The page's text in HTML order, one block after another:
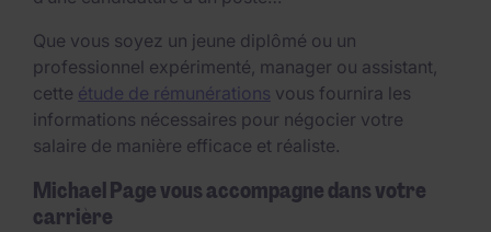
Que vous soyez un jeune diplômé ou un
professionnel expérimenté, manager ou assistant,
cette étude de rémunérations vous fournira les
informations nécessaires pour négocier votre
salaire de manière efficace et réaliste.
Michael Page vous accompagne dans votre
carrière